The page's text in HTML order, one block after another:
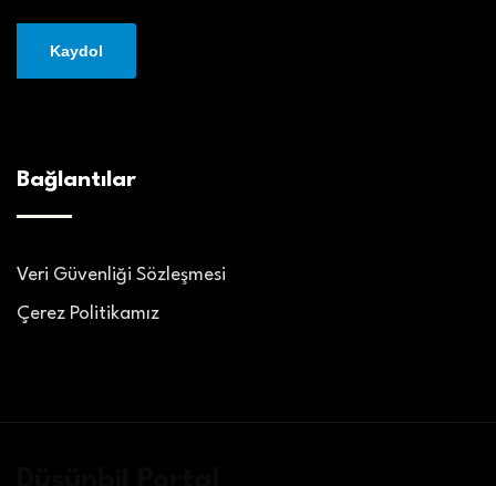
Bağlantılar
Veri Güvenliği Sözleşmesi
Çerez Politikamız